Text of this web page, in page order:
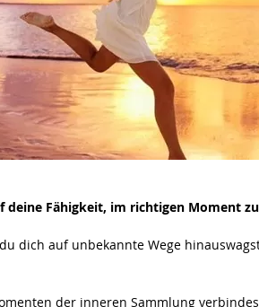
deine Fähigkeit, im richtigen Moment
dich auf unbekannte Wege
der inneren Sammlung